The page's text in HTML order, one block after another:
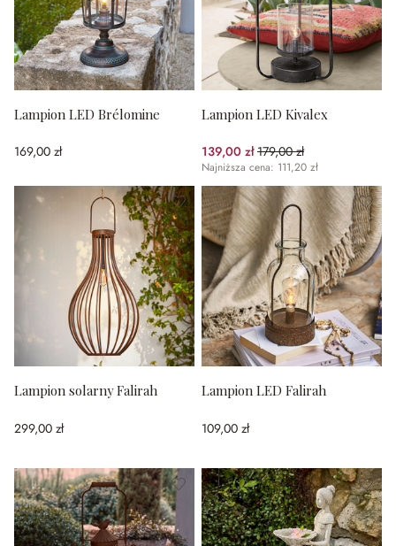
Lampion LED Brélomine
169,00 zł
Lampion LED Kivalex
139,00 zł179,00 zł
(22.35%spared)
Najniższa cena: 111,20 zł
Lampion solarny Falirah
299,00 zł
Lampion LED Falirah
109,00 zł